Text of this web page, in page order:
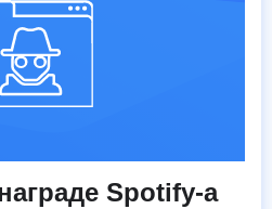
Spotify-а